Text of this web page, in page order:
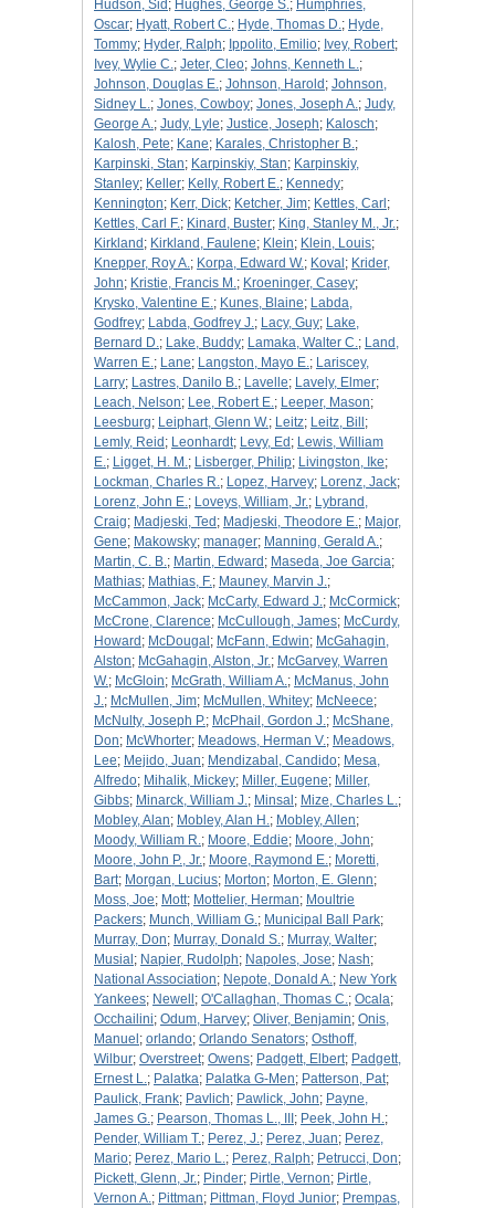
Hudson, Sid ; Hughes, George S.; Humphries,
Oscar; Hyatt, Robert C.; Hyde, Thomas D.; Hyde,
Tommy; Hyder, Ralph; Ippolito, Emilio; Ivey, Robert;
Ivey, Wylie C.; Jeter, Cleo; Johns, Kenneth L.;
Johnson, Douglas E.; Johnson, Harold ; Johnson,
Sidney L.; Jones, Cowboy; Jones, Joseph A.; Judy,
George A.; Judy, Lyle; Justice, Joseph; Kalosch;
Kalosh, Pete; Kane; Karales, Christopher B.;
Karpinski, Stan; Karpinskiy, Stan; Karpinskiy,
Stanley; Keller; Kelly, Robert E.; Kennedy;
Kennington; Kerr, Dick; Ketcher, Jim; Kettles, Carl ;
Kettles, Carl F.; Kinard, Buster; King, Stanley M., Jr.;
Kirkland ; Kirkland, Faulene; Klein; Klein, Louis;
Knepper, Roy A.; Korpa, Edward W.; Koval ; Krider,
John; Kristie, Francis M.; Kroeninger, Casey;
Krysko, Valentine E.; Kunes, Blaine; Labda,
Godfrey; Labda, Godfrey J.; Lacy, Guy; Lake,
Bernard D.; Lake, Buddy; Lamaka, Walter C.; Land,
Warren E.; Lane; Langston, Mayo E.; Lariscey,
Larry; Lastres, Danilo B.; Lavelle; Lavely, Elmer;
Leach, Nelson; Lee, Robert E.; Leeper, Mason;
Leesburg; Leiphart, Glenn W.; Leitz; Leitz, Bill ;
Lemly, Reid ; Leonhardt; Levy, Ed ; Lewis, William
E.; Ligget, H. M.; Lisberger, Philip; Livingston, Ike;
Lockman, Charles R.; Lopez, Harvey; Lorenz, Jack;
Lorenz, John E.; Loveys, William, Jr.; Lybrand,
Craig; Madjeski, Ted ; Madjeski, Theodore E.; Major,
Gene; Makowsky; manager; Manning, Gerald A.;
Martin, C. B.; Martin, Edward ; Maseda, Joe Garcia;
Mathias; Mathias, F.; Mauney, Marvin J.;
McCammon, Jack; McCarty, Edward J.; McCormick;
McCrone, Clarence; McCullough, James; McCurdy,
Howard ; McDougal ; McFann, Edwin; McGahagin,
Alston; McGahagin, Alston, Jr.; McGarvey, Warren
W.; McGloin; McGrath, William A.; McManus, John
J.; McMullen, Jim; McMullen, Whitey; McNeece;
McNulty, Joseph P.; McPhail, Gordon J.; McShane,
Don; McWhorter; Meadows, Herman V.; Meadows,
Lee; Mejido, Juan; Mendizabal, Candido; Mesa,
Alfredo; Mihalik, Mickey; Miller, Eugene; Miller,
Gibbs; Minarck, William J.; Minsal ; Mize, Charles L.;
Mobley, Alan; Mobley, Alan H.; Mobley, Allen;
Moody, William R.; Moore, Eddie; Moore, John;
Moore, John P., Jr.; Moore, Raymond E.; Moretti,
Bart; Morgan, Lucius; Morton; Morton, E. Glenn;
Moss, Joe; Mott; Mottelier, Herman; Moultrie
Packers; Munch, William G.; Municipal Ball Park;
Murray, Don; Murray, Donald S.; Murray, Walter;
Musial ; Napier, Rudolph; Napoles, Jose; Nash;
National Association; Nepote, Donald A.; New York
Yankees; Newell ; O'Callaghan, Thomas C.; Ocala;
Occhailini; Odum, Harvey; Oliver, Benjamin; Onis,
Manuel ; orlando; Orlando Senators; Osthoff,
Wilbur; Overstreet; Owens; Padgett, Elbert; Padgett,
Ernest L.; Palatka; Palatka G-Men; Patterson, Pat;
Paulick, Frank; Pavlich; Pawlick, John; Payne,
James G.; Pearson, Thomas L., III ; Peek, John H.;
Pender, William T.; Perez, J.; Perez, Juan; Perez,
Mario; Perez, Mario L.; Perez, Ralph; Petrucci, Don;
Pickett, Glenn, Jr.; Pinder; Pirtle, Vernon; Pirtle,
Vernon A.; Pittman; Pittman, Floyd Junior; Prempas,